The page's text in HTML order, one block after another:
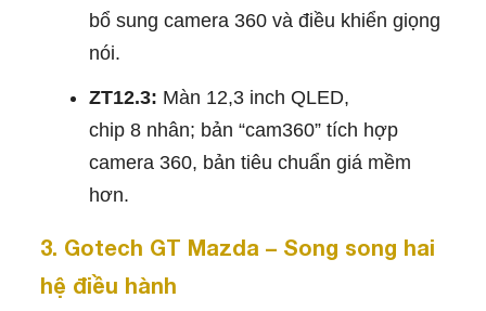
bổ sung camera 360 và điều khiển giọng
nói.
ZT12.3: Màn 12,3 inch QLED,
chip 8 nhân; bản “cam360” tích hợp
camera 360, bản tiêu chuẩn giá mềm
hơn.
3. Gotech GT Mazda – Song song hai
hệ điều hành